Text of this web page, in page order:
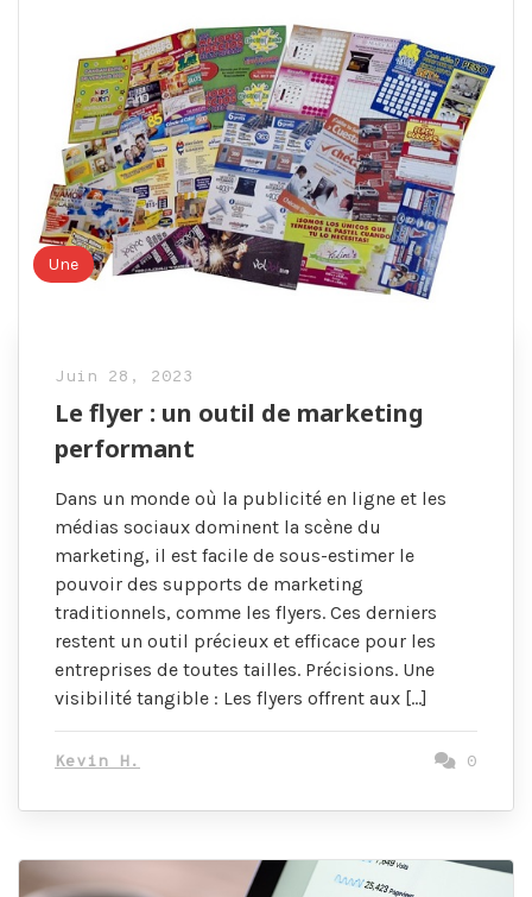
Une
Juin 28, 2023
Le flyer : un outil de marketing
performant
Dans un monde où la publicité en ligne et les
médias sociaux dominent la scène du
marketing, il est facile de sous-estimer le
pouvoir des supports de marketing
traditionnels, comme les flyers. Ces derniers
restent un outil précieux et efficace pour les
entreprises de toutes tailles. Précisions. Une
visibilité tangible : Les flyers offrent aux […]
Kevin H. 0